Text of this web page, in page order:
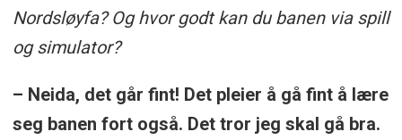
Nordsløyfa? Og hvor godt kan du banen via spill
og simulator?
– Neida, det går fint! Det pleier å gå fint å lære
seg banen fort også. Det tror jeg skal gå bra.